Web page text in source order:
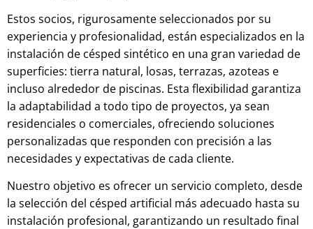
Estos socios, rigurosamente seleccionados por su
experiencia y profesionalidad, están especializados en la
instalación de césped sintético en una gran variedad de
superficies: tierra natural, losas, terrazas, azoteas e
incluso alrededor de piscinas. Esta flexibilidad garantiza
la adaptabilidad a todo tipo de proyectos, ya sean
residenciales o comerciales, ofreciendo soluciones
personalizadas que responden con precisión a las
necesidades y expectativas de cada cliente.
Nuestro objetivo es ofrecer un servicio completo, desde
la selección del césped artificial más adecuado hasta su
instalación profesional, garantizando un resultado final